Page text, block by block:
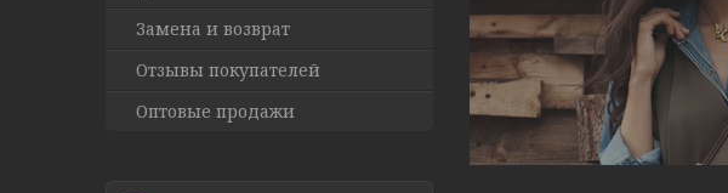
Замена и возврат
Отзывы покупателей
Оптовые продажи